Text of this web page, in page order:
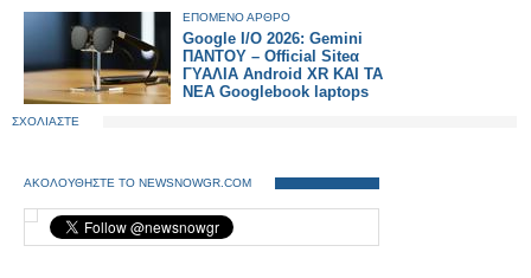
ΕΠΟΜΕΝΟ ΑΡΘΡΟ
Google I/O 2026: Gemini
ΠΑΝΤΟΥ – Official Siteα
ΓΥΑΛΙΑ Android XR ΚΑΙ ΤΑ
ΝΕΑ Googlebook laptops
ΣΧΟΛΙΑΣΤΕ
ΑΚΟΛΟΥΘΗΣΤΕ ΤΟ NEWSNOWGR.COM